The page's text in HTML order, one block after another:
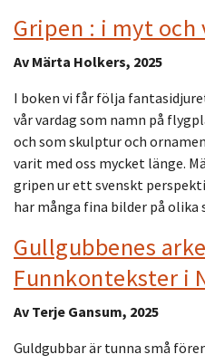
Gripen : i myt
Av Märta Holkers, 2025
I boken vi får följa
vår vardag som namn på
och som skulptur och
varit med oss mycket länge.
gripen ur ett svenskt
har många fina bilder på olika
Gullgubbenes
Funnkontekster i
Av Terje Gansum, 2025
Guldgubbar är tunna små